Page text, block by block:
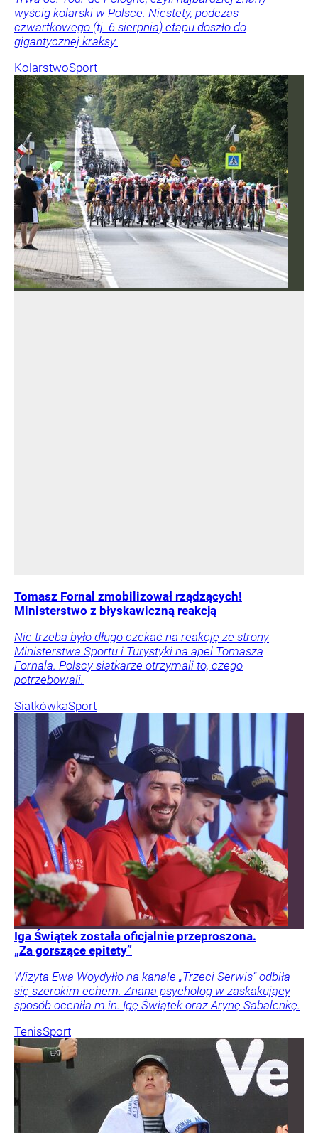
wyścig kolarski w Polsce. Niestety, podczas
czwartkowego (tj. 6 sierpnia) etapu doszło do
gigantycznej kraksy.
KolarstwoSport
Tomasz Fornal zmobilizował rządzących!
Ministerstwo z błyskawiczną reakcją
Nie trzeba było długo czekać na reakcję ze strony
Ministerstwa Sportu i Turystyki na apel Tomasza
Fornala. Polscy siatkarze otrzymali to, czego
potrzebowali.
SiatkówkaSport
Iga Świątek została oficjalnie przeproszona.
„Za gorszące epitety”
Wizyta Ewa Woydyłło na kanale „Trzeci Serwis” odbiła
się szerokim echem. Znana psycholog w zaskakujący
sposób oceniła m.in. Igę Świątek oraz Arynę Sabalenkę.
TenisSport